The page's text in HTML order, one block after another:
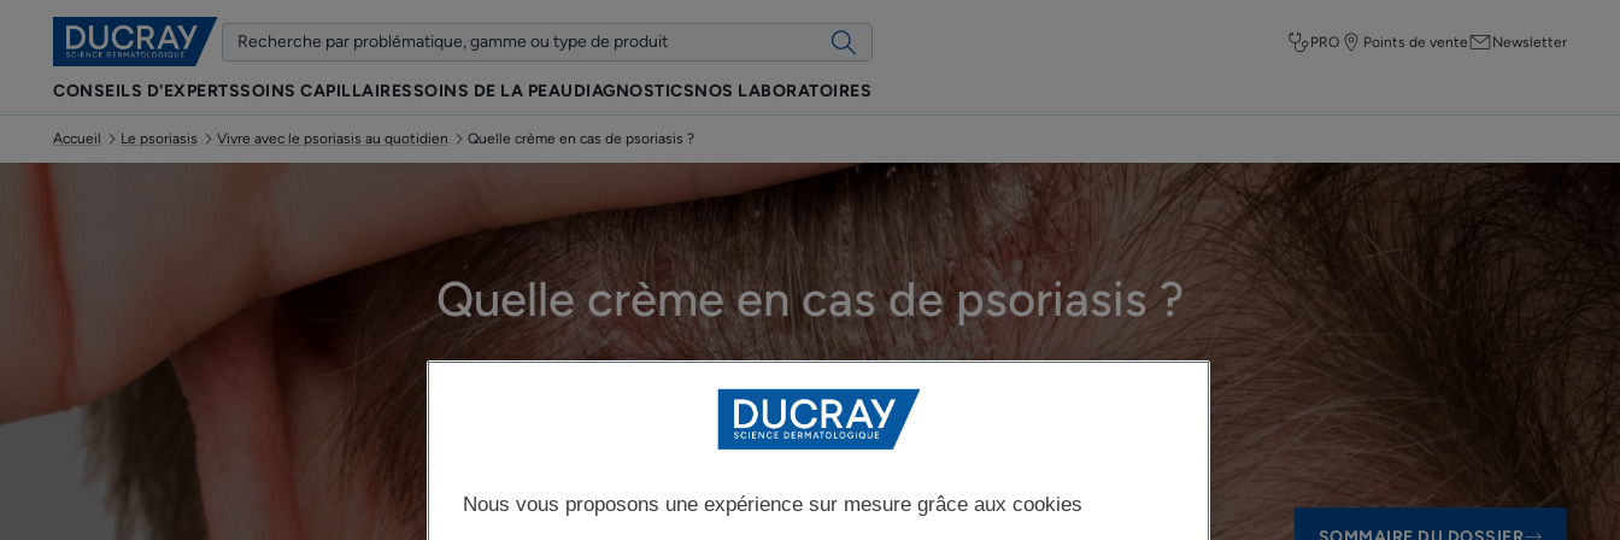
PRO Points de vente Newsletter
CONSEILS D'EXPERTSSOINS CAPILLAIRESSOINS DE LA PEAUDIAGNOSTICSNOS LABORATOIRES
Accueil Le psoriasis Vivre avec le psoriasis au quotidien Quelle crème en cas de psoriasis ?
Quelle crème en cas de psoriasis ?
Vivre avec le psoriasis au quotidien
Nous vous proposons une expérience sur mesure grâce aux cookies